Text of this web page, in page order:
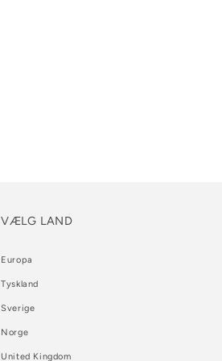
VÆLG LAND
Europa
Tyskland
Sverige
Norge
United Kingdom